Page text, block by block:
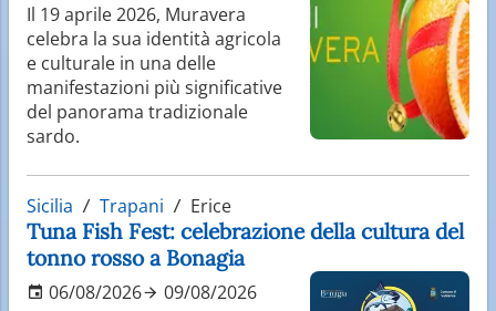
Il 19 aprile 2026, Muravera
celebra la sua identità agricola
e culturale in una delle
manifestazioni più significative
del panorama tradizionale
sardo.
Sicilia Trapani Erice
Tuna Fish Fest: celebrazione della cultura del
tonno rosso a Bonagia
06/08/2026
09/08/2026